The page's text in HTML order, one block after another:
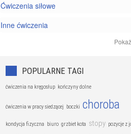
Ćwiczenia siłowe
Inne ćwiczenia
Trening personalny
POPULARNE TAGI
ćwiczenia na kręgosłup kończyny dolne
ćwiczenia w pracy siedzącej boczki choroba
kondycja fizyczna biuro grzbiet kota stopy pozycje z